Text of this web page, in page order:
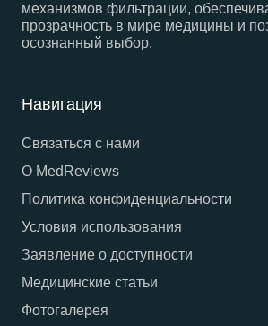
механизмов фильтрации,
прозрачность в мире медицины и
осознанный выбор.
Навигация
Связаться с нами
О MedReviews
Политика конфиденциальности
Условия использования
Заявление о доступности
Медицинские статьи
Фотогалерея